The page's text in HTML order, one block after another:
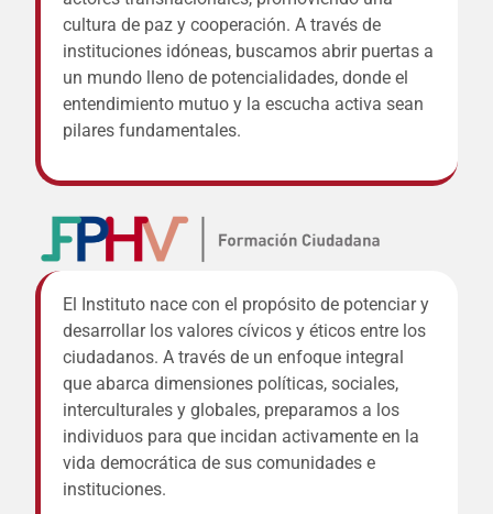
cultura de paz y cooperación. A través de
instituciones idóneas, buscamos abrir puertas a
un mundo lleno de potencialidades, donde el
entendimiento mutuo y la escucha activa sean
pilares fundamentales.
El Instituto nace con el propósito de potenciar y
desarrollar los valores cívicos y éticos entre los
ciudadanos. A través de un enfoque integral
que abarca dimensiones políticas, sociales,
interculturales y globales, preparamos a los
individuos para que incidan activamente en la
vida democrática de sus comunidades e
instituciones.